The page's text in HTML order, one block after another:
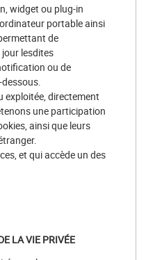
widget ou plug-in
portable ainsi
de
lesdites
ou de
exploitée, directement
une participation
ainsi que leurs
et qui accède un des
LA VIE PRIVÉE